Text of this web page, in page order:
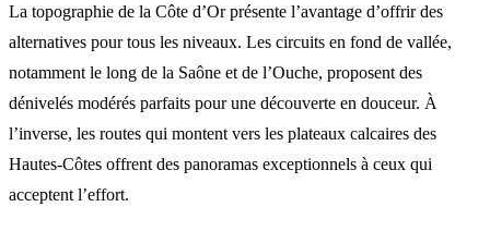
La topographie de la Côte d’Or présente l’avantage d’offrir des
alternatives pour tous les niveaux. Les circuits en fond de vallée,
notamment le long de la Saône et de l’Ouche, proposent des
dénivelés modérés parfaits pour une découverte en douceur. À
l’inverse, les routes qui montent vers les plateaux calcaires des
Hautes-Côtes offrent des panoramas exceptionnels à ceux qui
acceptent l’effort.